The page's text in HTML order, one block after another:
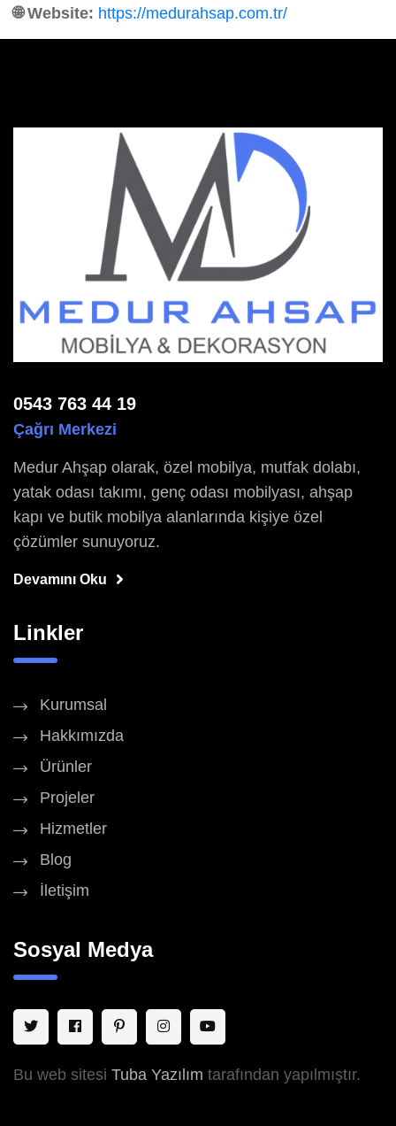
🌐 Website: https://medurahsap.com.tr/
0543 763 44 19
Çağrı Merkezi
Medur Ahşap olarak, özel mobilya, mutfak dolabı,
yatak odası takımı, genç odası mobilyası, ahşap
kapı ve butik mobilya alanlarında kişiye özel
çözümler sunuyoruz.
Devamını Oku
Linkler
Kurumsal
Hakkımızda
Ürünler
Projeler
Hizmetler
Blog
İletişim
Sosyal Medya
Bu web sitesi Tuba Yazılım tarafından yapılmıştır.